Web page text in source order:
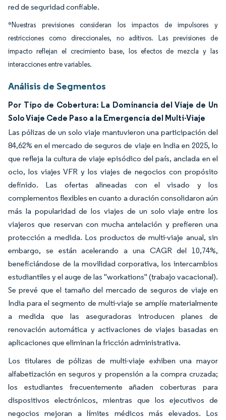
red de seguridad confiable.
*Nuestras previsiones consideran los impactos de impulsores y
restricciones como direccionales, no aditivos. Las previsiones de
impacto reflejan el crecimiento base, los efectos de mezcla y las
interacciones entre variables.
Análisis de Segmentos
Por Tipo de Cobertura: La Dominancia del Viaje de Un
Solo Viaje Cede Paso a la Emergencia del Multi-Viaje
Las pólizas de un solo viaje mantuvieron una participación del
84,62% en el mercado de seguros de viaje en India en 2025, lo
que refleja la cultura de viaje episódico del país, anclada en el
ocio, los viajes VFR y los viajes de negocios con propósito
definido. Las ofertas alineadas con el visado y los
complementos flexibles en cuanto a duración consolidaron aún
más la popularidad de los viajes de un solo viaje entre los
viajeros que reservan con mucha antelación y prefieren una
protección a medida. Los productos de multi-viaje anual, sin
embargo, se están acelerando a una CAGR del 10,74%,
beneficiándose de la movilidad corporativa, los intercambios
estudiantiles y el auge de las "workations" (trabajo vacacional).
Se prevé que el tamaño del mercado de seguros de viaje en
India para el segmento de multi-viaje se amplíe materialmente
a medida que las aseguradoras introducen planes de
renovación automática y activaciones de viajes basadas en
aplicaciones que eliminan la fricción administrativa.
Los titulares de pólizas de multi-viaje exhiben una mayor
alfabetización en seguros y propensión a la compra cruzada;
los estudiantes frecuentemente añaden coberturas para
dispositivos electrónicos, mientras que los ejecutivos de
negocios mejoran a límites médicos más elevados. Los